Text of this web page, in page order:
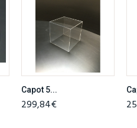
Capot 5...
299,84€